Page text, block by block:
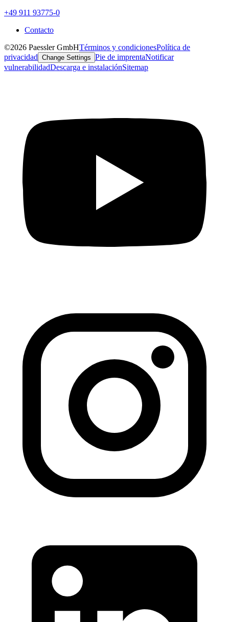
+49 911 93775-0
Contacto
©2026 Paessler GmbHTérminos y condicionesPolítica de
privacidad Change Settings Pie de imprentaNotificar
vulnerabilidadDescarga e instalaciónSitemap